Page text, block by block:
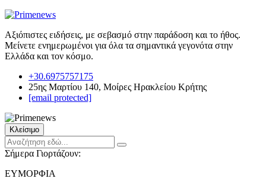
Αξιόπιστες ειδήσεις, με σεβασμό στην παράδοση και το ήθος.
Μείνετε ενημερωμένοι για όλα τα σημαντικά γεγονότα στην
Ελλάδα και τον κόσμο.
+30.6975757175
25ης Μαρτίου 140, Μοίρες Ηρακλείου Κρήτης
[email protected]
Κλείσιμο
Σήμερα Γιορτάζουν:
ΕΥΜΟΡΦΙΑ